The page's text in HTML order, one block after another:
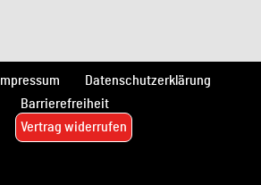
Impressum
Datenschutzerklärung
Barrierefreiheit
Vertrag widerrufen